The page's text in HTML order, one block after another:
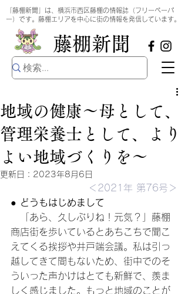
​藤棚新聞
「藤棚新聞」は、横浜市西区藤棚の情報誌（フリーペーパ
ー）です。藤棚エリアを中心に街の情報を発信しています。
地域の健康～母として、
管理栄養士として、より
よい地域づくりを～
更新日： 2023年8月6日
＜2021年 第76号＞
● どうもはじめまして
「あら、久しぶりね！元気？」藤棚
商店街を歩いているとあちこちで聞こ
えてくる挨拶や井戸端会議。私は引っ
越してきて間もないため、街中でのそ
ういった声かけはとても新鮮で、羨ま
しく感じました。もっと地域のことが